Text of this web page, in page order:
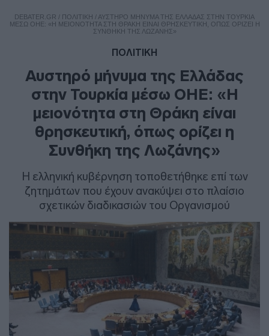
DEBATER.GR / ΠΟΛΙΤΙΚΗ / ΑΥΣΤΗΡΌ ΜΉΝΥΜΑ ΤΗΣ ΕΛΛΆΔΑΣ ΣΤΗΝ ΤΟΥΡΚΊΑ
ΜΈΣΩ ΟΗΕ: «Η ΜΕΙΟΝΌΤΗΤΑ ΣΤΗ ΘΡΆΚΗ ΕΊΝΑΙ ΘΡΗΣΚΕΥΤΙΚΉ, ΌΠΩΣ ΟΡΊΖΕΙ Η
ΣΥΝΘΉΚΗ ΤΗΣ ΛΩΖΆΝΗΣ»
ΠΟΛΙΤΙΚΗ
Αυστηρό μήνυμα της Ελλάδας
στην Τουρκία μέσω ΟΗΕ: «Η
μειονότητα στη Θράκη είναι
θρησκευτική, όπως ορίζει η
Συνθήκη της Λωζάνης»
Η ελληνική κυβέρνηση τοποθετήθηκε επί των
ζητημάτων που έχουν ανακύψει στο πλαίσιο
σχετικών διαδικασιών του Οργανισμού